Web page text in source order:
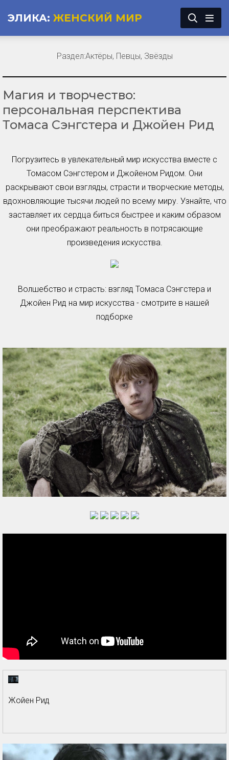
ЭЛИКА: ЖЕНСКИЙ МИР
Магия и творчество:
персональная перспектива
Томаса Сэнгстера и Джойен Рид
Погрузитесь в увлекательный мир искусства вместе с
Томасом Сэнгстером и Джойеном Ридом. Они
раскрывают свои взгляды, страсти и творческие методы,
вдохновляющие тысячи людей по всему миру. Узнайте, что
заставляет их сердца биться быстрее и каким образом
они преображают реальность в потрясающие
произведения искусства.
Волшебство и страсть: взгляд Томаса Сэнгстера и
Джойен Рид на мир искусства - смотрите в нашей
подборке
Жойен Рид
Раздел:Актёры, Певцы, Звёзды